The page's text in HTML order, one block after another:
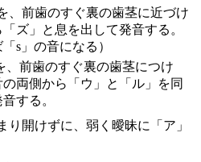
、前歯のすぐ裏の歯茎に近づけ
ズ」と息を出して発音する。
s」の音になる）
、前歯のすぐ裏の歯茎につけ
両側から「ウ」と「ル」を同
する。
り開けずに、弱く曖昧に「ア」